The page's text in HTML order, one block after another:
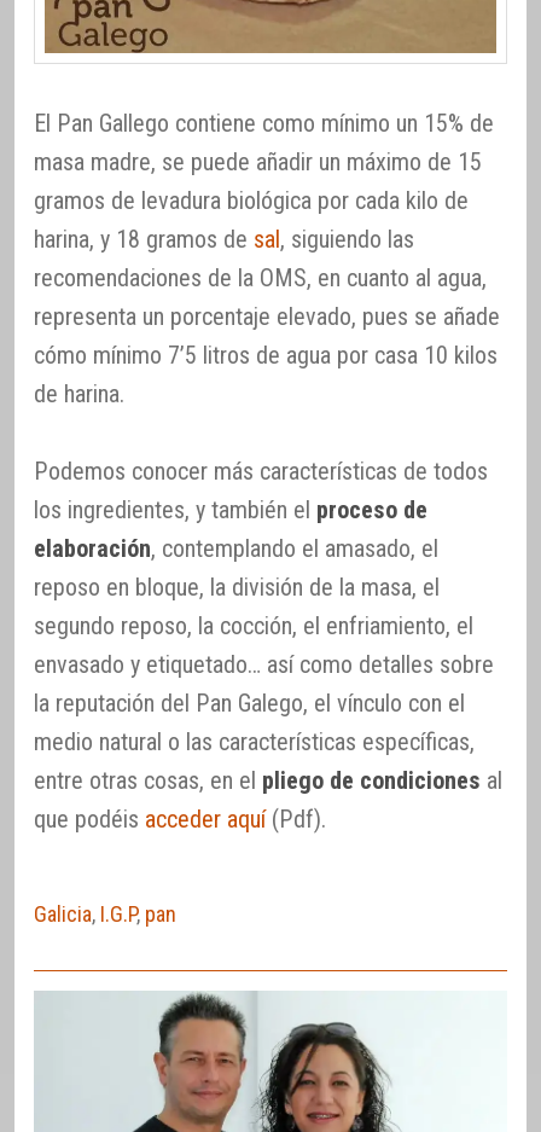
El Pan Gallego contiene como mínimo un 15% de
masa madre, se puede añadir un máximo de 15
gramos de levadura biológica por cada kilo de
harina, y 18 gramos de sal, siguiendo las
recomendaciones de la OMS, en cuanto al agua,
representa un porcentaje elevado, pues se añade
cómo mínimo 7’5 litros de agua por casa 10 kilos
de harina.
Podemos conocer más características de todos
los ingredientes, y también el proceso de
elaboración, contemplando el amasado, el
reposo en bloque, la división de la masa, el
segundo reposo, la cocción, el enfriamiento, el
envasado y etiquetado… así como detalles sobre
la reputación del Pan Galego, el vínculo con el
medio natural o las características específicas,
entre otras cosas, en el pliego de condiciones al
que podéis acceder aquí(Pdf).
Galicia, I.G.P, pan